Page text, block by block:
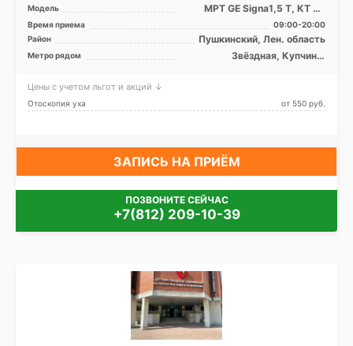
Модель
МРТ GE Signa1,5 Т, КТ GE
Optima 64 среза, УЗИ,
рентген
Время приема
09:00-20:00
Район
Пушкинский, Лен. область
Метро рядом
Звёздная, Купчино,
Цены с учетом льгот и акций ↓
Отоскопия уха от 550 pуб.
ЗАПИСЬ НА ПРИЁМ
ПОЗВОНИТЕ СЕЙЧАС
+7(812) 209-10-39